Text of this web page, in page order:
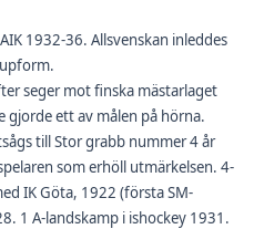
1932-36. Allsvenskan inleddes
seger mot finska mästarlaget
gjorde ett av målen på hörna.
till Stor grabb nummer 4 år
som erhöll utmärkelsen. 4-
IK Göta, 1922 (första SM-
1 A-landskamp i ishockey 1931.